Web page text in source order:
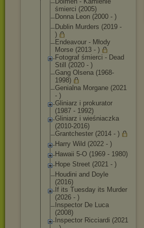
śmierci (2005)
Donna Leon (2000 - )
Dublin Murders (2019 -
)
Endeavour - Młody
Morse (2013 - )
Fotograf śmierci - Dead
Still (2020 - )
Gang Olsena (1968-
1998)
Genialna Morgane (2021
- )
Gliniarz i prokurator
(1987 - 1992)
Gliniarz i wieśniaczka
(2010-2016)
Grantchester (2014 - )
Harry Wild (2022 - )
Hawaii 5-O (1969 - 1980)
Hope Street (2021 - )
Houdini and Doyle
(2016)
If its Tuesday its Murder
(2026 - )
Inspector De Luca
(2008)
Inspector Ricciardi (2021